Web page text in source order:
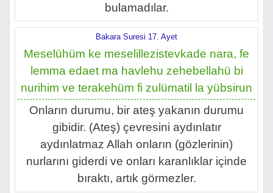
bulamadılar.
Bakara Suresi 17. Ayet
Meselühüm ke meselillezistevkade nara, fe
lemma edaet ma havlehu zehebellahü bi
nurihim ve terakehüm fi zulümatil la yübsirun
Onların durumu, bir ateş yakanın durumu
gibidir. (Ateş) çevresini aydınlatır
aydınlatmaz Allah onların (gözlerinin)
nurlarını giderdi ve onları karanlıklar içinde
bıraktı, artık görmezler.